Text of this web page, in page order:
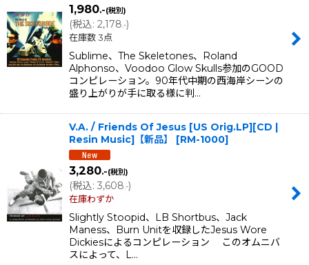
1,980.-(税別)
(税込: 2,178.-)
在庫数 3点
Sublime、The Skeletones、Roland
Alphonso、Voodoo Glow Skulls参加のGOOD
コンピレーション。90年代中期の西海岸シーンの
盛り上がりが手に取る様に判…
V.A. / Friends Of Jesus [US Orig.LP][CD |
Resin Music]【新品】
[RM-1000]
3,280.-(税別)
(税込: 3,608 .-)
在庫わずか
Slightly Stoopid、LB Shortbus、Jack
Maness、Burn Unitを収録したJesus Wore
Dickiesによるコンピレーション このオムニバ
スによって、L…